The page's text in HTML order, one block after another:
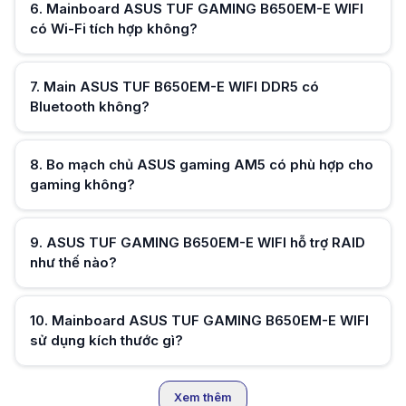
Hữu ích (0)
6. Mainboard ASUS TUF GAMING B650EM-E WIFI
có Wi-Fi tích hợp không?
Hữu ích ( 0)
7. Main ASUS TUF B650EM-E WIFI DDR5 có
Bluetooth không?
Hữu ích (0)
8. Bo mạch chủ ASUS gaming AM5 có phù hợp cho
gaming không?
9. ASUS TUF GAMING B650EM-E WIFI hỗ trợ RAID
như thế nào?
10. Mainboard ASUS TUF GAMING B650EM-E WIFI
sử dụng kích thước gì?
Xem thêm